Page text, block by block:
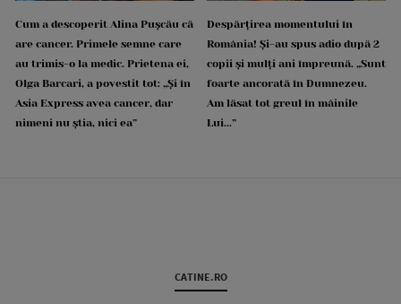
Cum a descoperit Alina Pușcău că
are cancer. Primele semne care
au trimis-o la medic. Prietena ei,
Olga Barcari, a povestit tot: „Și în
Asia Express avea cancer, dar
nimeni nu știa, nici ea”
Despărțirea momentului în
România! Și-au spus adio după 2
copii și mulți ani împreună. „Sunt
foarte ancorată în Dumnezeu.
Am lăsat tot greul în mâinile
Lui...”
CATINE.RO